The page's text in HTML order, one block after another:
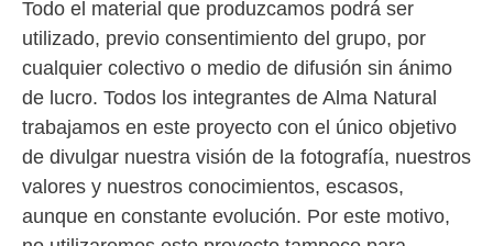
Todo el material que produzcamos podrá ser
utilizado, previo consentimiento del grupo, por
cualquier colectivo o medio de difusión sin ánimo
de lucro. Todos los integrantes de Alma Natural
trabajamos en este proyecto con el único objetivo
de divulgar nuestra visión de la fotografía, nuestros
valores y nuestros conocimientos, escasos,
aunque en constante evolución. Por este motivo,